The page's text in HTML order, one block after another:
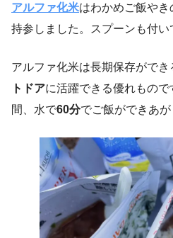
アルファ化米はわかめご飯や
持参しました。スプーンも付い
アルファ化米は長期保存ができ
トドアに活躍できる優れもので
間、水で60分でご飯ができあが